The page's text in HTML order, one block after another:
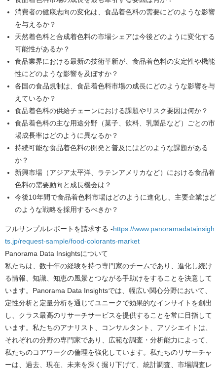
消費者の健康志向の変化は、食品着色料の需要にどのような影響
を与えるか？
天然着色料と合成着色料の市場シェアは今後どのように変化する
可能性があるか？
食品業界における最新の技術革新が、食品着色料の安定性や機能
性にどのような影響を及ぼすか？
各国の食品規制は、食品着色料市場の成長にどのような影響を与
えているか？
食品着色料の供給チェーンにおける課題やリスク要因は何か？
食品着色料の主な用途分野（菓子、飲料、乳製品など）ごとの市
場成長率はどのように異なるか？
持続可能な食品着色料の開発と普及にはどのような課題がある
か？
新興市場（アジア太平洋、ラテンアメリカなど）における食品着
色料の需要動向と成長機会は？
今後10年間で食品着色料市場はどのように進化し、主要企業はど
のような戦略を採用するべきか？
フルサンプルレポートを請求する -https://www.panoramadatainsigh
ts.jp/request-sample/food-colorants-market
Panorama Data Insightsについて
私たちは、数十年の経験を持つ専門家のチームであり、進化し続け
る情報、知識、知恵の風景とつながる手助けをすることを決意して
います。Panorama Data Insightsでは、幅広い関心分野において、
定性分析と定量分析を通じてユニークで効果的なインサイトを創出
し、クラス最高のリサーチサービスを提供することを常に目指して
います。私たちのアナリスト、コンサルタント、アソシエイトは、
それぞれの分野の専門家であり、広範な調査・分析能力によって、
私たちのコアワークの倫理を強化しています。私たちのリサーチャ
ーは、過去、現在、未来を深く掘り下げて、統計調査、市場調査レ